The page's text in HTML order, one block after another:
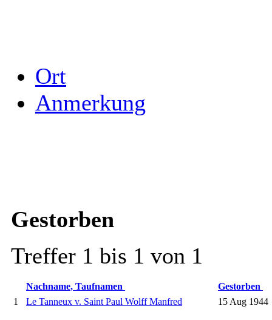
Ort
Anmerkung
Gestorben
Treffer 1 bis 1 von 1
Nachname, Taufnamen
Gestorben
1
Le Tanneux v. Saint Paul Wolff Manfred 15 Aug 1944